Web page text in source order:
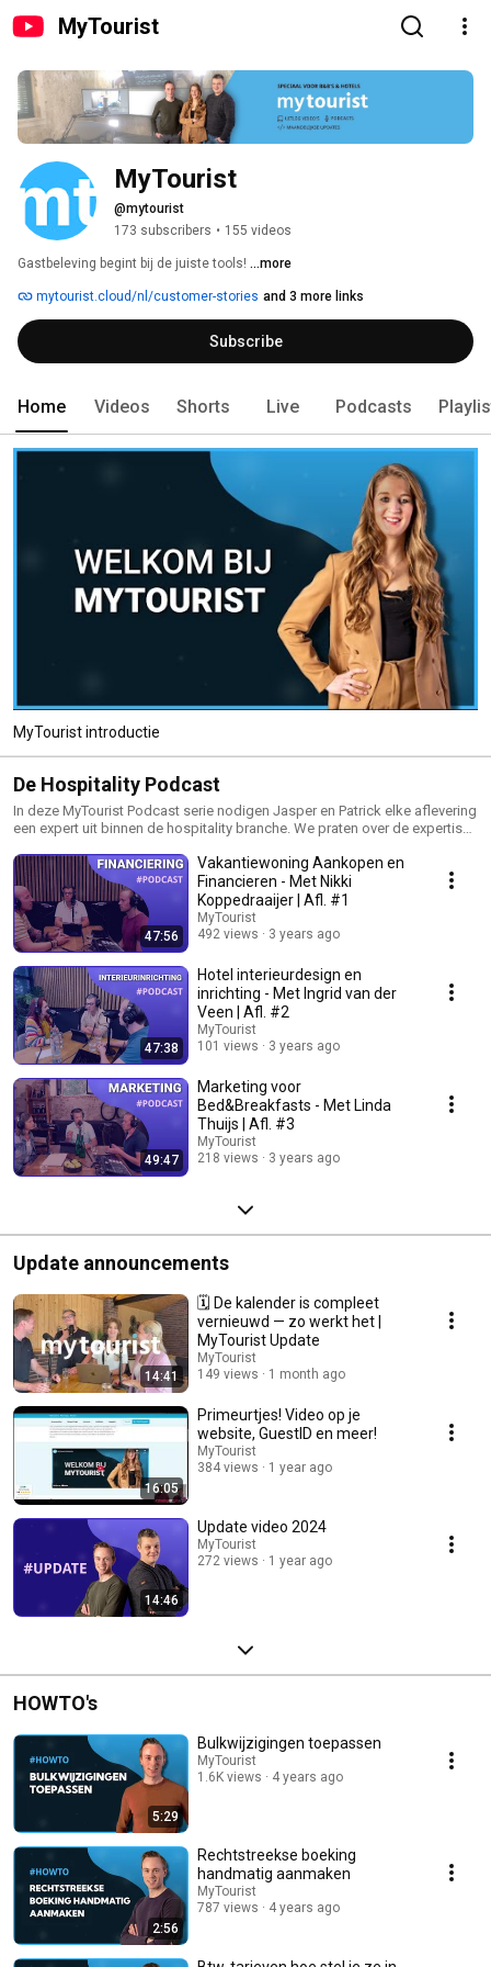
MyTourist
MyTourist
@mytourist
173 subscribers • 155 videos
Gastbeleving begint bij de juiste tools! ...more
mytourist.cloud/nl/customer-stories and 3 more links
Subscribe
Home Videos Shorts Live Podcasts
MyTourist introductie
De Hospitality Podcast
In deze MyTourist Podcast serie nodigen Jasper en Patrick elke aflevering
een expert uit binnen de hospitality branche. We praten over de expertise
starten van jouw accommodatie.
47:56
Vakantiewoning Aankopen en
Financieren - Met Nikki
Koppedraaijer | Afl. #1
MyTourist
492 views
3 years ago
47:38
Hotel interieurdesign en
inrichting - Met Ingrid van der
Veen | Afl. #2
MyTourist
101 views
3 years ago
49:47
Marketing voor
Bed&Breakfasts - Met Linda
Thuijs | Afl. #3
MyTourist
218 views
3 years ago
Update announcements
14:41
🗓️ De kalender is compleet
vernieuwd — zo werkt het |
MyTourist Update
MyTourist
149 views
1 month ago
16:05
Primeurtjes! Video op je
website, GuestID en meer!
MyTourist
384 views
1 year ago
14:46
Update video 2024
MyTourist
272 views
1 year ago
HOWTO's
5:29
Bulkwijzigingen toepassen
MyTourist
1.6K views
4 years ago
2:56
Rechtstreekse boeking
handmatig aanmaken
MyTourist
787 views
4 years ago